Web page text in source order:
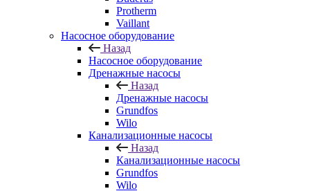
Protherm
Vaillant
Насосное оборудование
Назад
Насосное оборудование
Дренажные насосы
Назад
Дренажные насосы
Grundfos
Wilo
Канализационные насосы
Назад
Канализационные насосы
Grundfos
Wilo